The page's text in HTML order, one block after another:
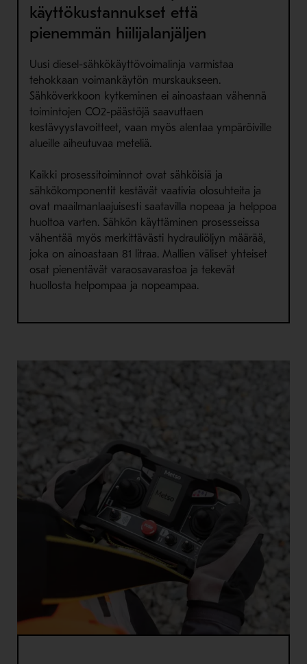
käyttökustannukset että
pienemmän hiilijalanjäljen
Uusi diesel-sähkökäyttövoimalinja varmistaa
tehokkaan voimankäytön murskaukseen.
Sähköverkkoon kytkeminen ei ainoastaan vähennä
toimintojen CO2-päästöjä saavuttaen
kestävyystavoitteet, vaan myös alentaa ympäröiville
alueille aiheutuvaa meteliä.
Kaikki prosessitoiminnot ovat sähköisiä ja
sähkökomponentit kestävät vaativia olosuhteita ja
ovat maailmanlaajuisesti saatavilla nopeaa ja helppoa
huoltoa varten. Sähkön käyttäminen prosesseissa
vähentää myös merkittävästi hydrauliöljyn määrää,
joka on ainoastaan 81 litraa. Mallien väliset yhteiset
osat pienentävät varaosavarastoa ja tekevät
huollosta helpompaa ja nopeampaa.